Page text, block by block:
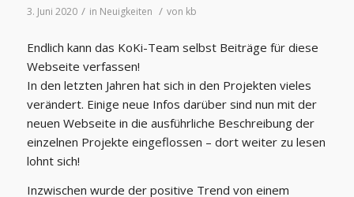
3. Juni 2020 / in Neuigkeiten / von kb
Endlich kann das KoKi-Team selbst Beiträge für diese
Webseite verfassen!
In den letzten Jahren hat sich in den Projekten vieles
verändert. Einige neue Infos darüber sind nun mit der
neuen Webseite in die ausführliche Beschreibung der
einzelnen Projekte eingeflossen – dort weiter zu lesen
lohnt sich!
Inzwischen wurde der positive Trend von einem